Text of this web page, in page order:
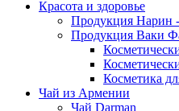
Красота и здоровье
Продукция Нарин
Продукция Ваки
Косметика
Чай из Армении
Чай Darman